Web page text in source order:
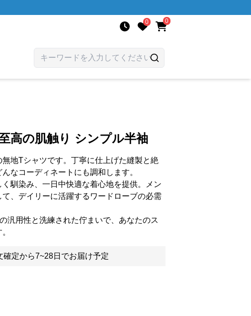
0 0
高の肌触り シンプル半袖
地Tシャツです。丁寧に仕上げた縫製と絶
なコーディネートにも調和します。
く馴染み、一日中快適な着心地を提供。メン
、デイリーに活躍するワードローブの必需
汎用性と洗練された佇まいで、あなたのス
確定から7~28日でお届け予定